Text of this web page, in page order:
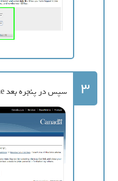
3 سپس در پنجره بعد Continue کلیک شود.